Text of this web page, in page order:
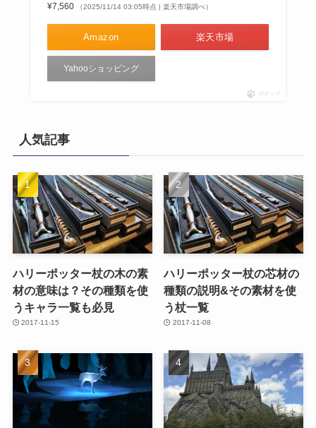
¥7,560
（2025/11/14 03:05時点 | 楽天市場調べ）
Amazon 楽天市場
Yahooショッピング
ポチップ
人気記事
ハリーポッター杖の木の素
材の意味は？その種類を使
うキャラ一覧も必見
2017-11-15
ハリーポッター杖の芯材の
種類の説明&その素材を使
う杖一覧
2017-11-08